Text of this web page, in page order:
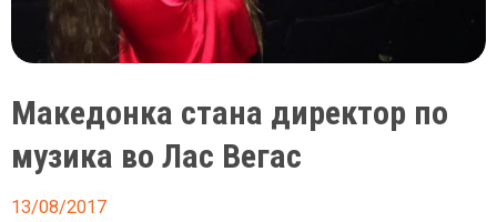
Македонка стана директор по
музика во Лас Вегас
13/08/2017